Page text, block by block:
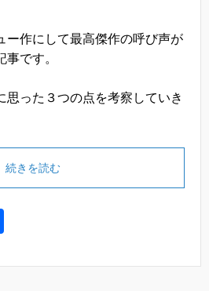
ー作にして最高傑作の呼び声が
です。
思った３つの点を考察していき
続きを読む